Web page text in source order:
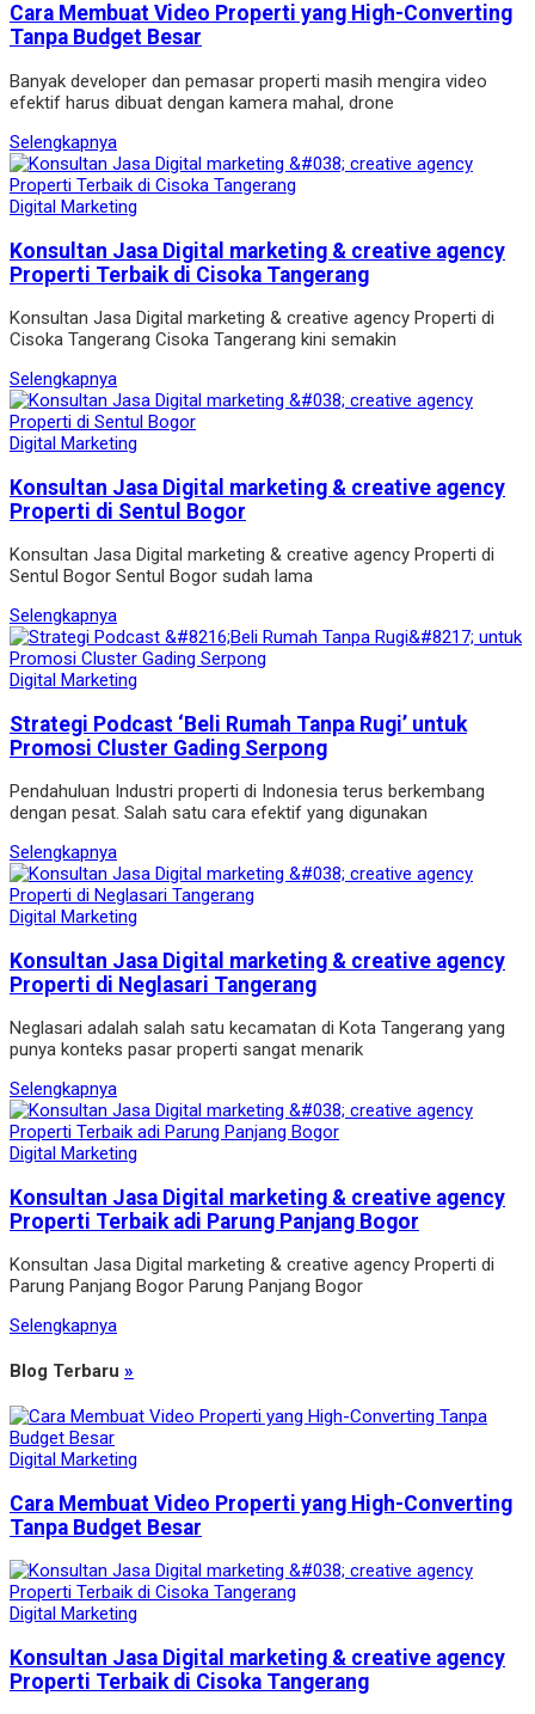
Cara Membuat Video Properti yang High-Converting
Tanpa Budget Besar
Banyak developer dan pemasar properti masih mengira video
efektif harus dibuat dengan kamera mahal, drone
Selengkapnya
Digital Marketing
Konsultan Jasa Digital marketing & creative agency
Properti Terbaik di Cisoka Tangerang
Konsultan Jasa Digital marketing & creative agency Properti di
Cisoka Tangerang Cisoka Tangerang kini semakin
Selengkapnya
Digital Marketing
Konsultan Jasa Digital marketing & creative agency
Properti di Sentul Bogor
Konsultan Jasa Digital marketing & creative agency Properti di
Sentul Bogor Sentul Bogor sudah lama
Selengkapnya
Digital Marketing
Strategi Podcast ‘Beli Rumah Tanpa Rugi’ untuk
Promosi Cluster Gading Serpong
Pendahuluan Industri properti di Indonesia terus berkembang
dengan pesat. Salah satu cara efektif yang digunakan
Selengkapnya
Digital Marketing
Konsultan Jasa Digital marketing & creative agency
Properti di Neglasari Tangerang
Neglasari adalah salah satu kecamatan di Kota Tangerang yang
punya konteks pasar properti sangat menarik
Selengkapnya
Digital Marketing
Konsultan Jasa Digital marketing & creative agency
Properti Terbaik adi Parung Panjang Bogor
Konsultan Jasa Digital marketing & creative agency Properti di
Parung Panjang Bogor Parung Panjang Bogor
Selengkapnya
Blog Terbaru »
Digital Marketing
Cara Membuat Video Properti yang High-Converting
Tanpa Budget Besar
Digital Marketing
Konsultan Jasa Digital marketing & creative agency
Properti Terbaik di Cisoka Tangerang